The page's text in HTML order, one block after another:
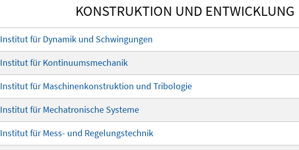
KONSTRUKTION UND ENTWICKLUNG
Institut für Dynamik und Schwingungen
Institut für Kontinuumsmechanik
Institut für Maschinenkonstruktion und Tribologie
Institut für Mechatronische Systeme
Institut für Mess- und Regelungstechnik